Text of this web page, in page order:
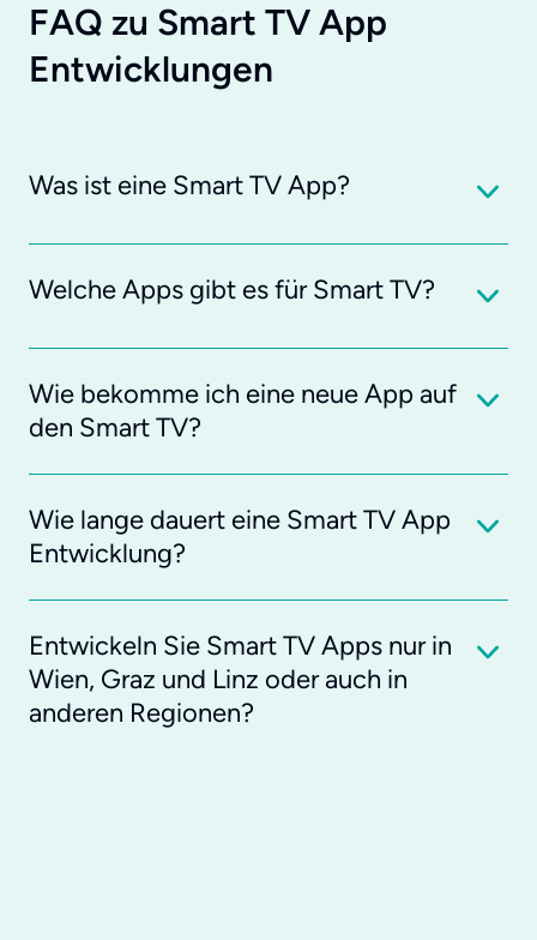
FAQ zu Smart TV App
Entwicklungen
Was ist eine Smart TV App?
Welche Apps gibt es für Smart TV?
Wie bekomme ich eine neue App auf
den Smart TV?
Wie lange dauert eine Smart TV App
Entwicklung?
Entwickeln Sie Smart TV Apps nur in
Wien, Graz und Linz oder auch in
anderen Regionen?